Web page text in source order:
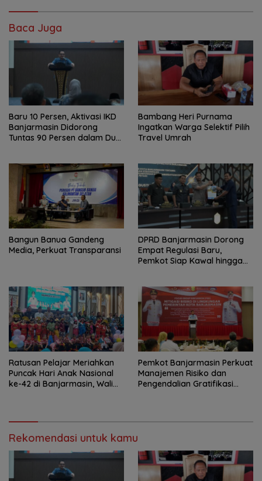
Baca Juga
Baru 10 Persen, Aktivasi IKD
Banjarmasin Didorong
Tuntas 90 Persen dalam Dua
Bambang Heri Purnama
Ingatkan Warga Selektif Pilih
Travel Umrah
Bangun Banua Gandeng
Media, Perkuat Transparansi
DPRD Banjarmasin Dorong
Empat Regulasi Baru,
Pemkot Siap Kawal hingga
Ratusan Pelajar Meriahkan
Puncak Hari Anak Nasional
ke-42 di Banjarmasin, Wali
Pemkot Banjarmasin Perkuat
Manajemen Risiko dan
Pengendalian Gratifikasi
Rekomendasi untuk kamu